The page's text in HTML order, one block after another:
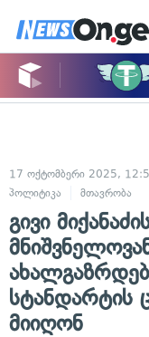
17 ოქტომბერი 2025,
პოლიტიკა
მთავრობა
გივი
სტანდარტის
მიიღონ